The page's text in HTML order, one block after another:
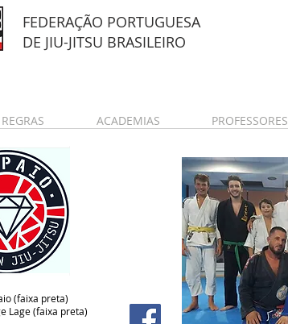
FEDERAÇÃO PORTUGUESA
DE JIU-JITSU BRASILEIRO
REGRAS ACADEMIAS PROFESSORES
(faixa preta)
Lage (faixa preta)